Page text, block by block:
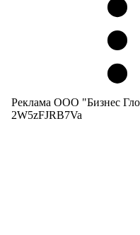
Реклама ООО "Бизнес
2W5zFJRB7Va